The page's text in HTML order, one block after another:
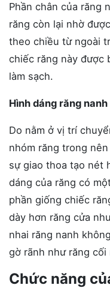
Phần chân của răng
răng còn lại nhờ
theo chiều từ ngoài
chiếc răng này được
làm sạch.
Hình dáng răng nanh
Do nằm ở vị trí
nhóm răng trong
sự giao thoa tạo nét
dáng của răng có
phần giống chiếc
dày hơn răng cửa
nhai răng nanh
gờ rãnh như răng cối
Chức năng